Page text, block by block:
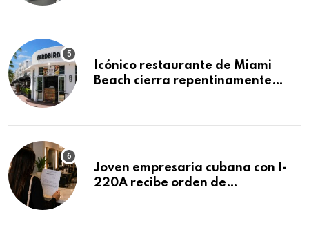
Icónico restaurante de Miami
Beach cierra repentinamente
Joven empresaria cubana con I-
220A recibe orden de